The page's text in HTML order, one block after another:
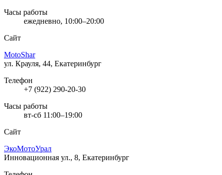
Часы работы
ежедневно, 10:00–20:00
Сайт
MotoShar
ул. Крауля, 44, Екатеринбург
Телефон
+7 (922) 290-20-30
Часы работы
вт-сб 11:00–19:00
Сайт
ЭкоМотоУрал
Инновационная ул., 8, Екатеринбург